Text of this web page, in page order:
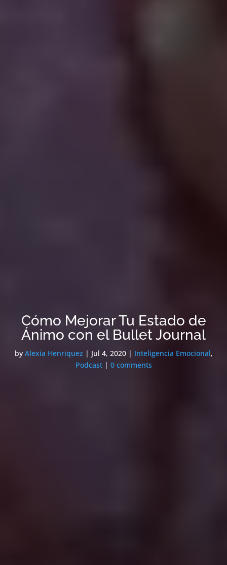
Cómo Mejorar Tu Estado de
Ánimo con el Bullet Journal
by Alexia Henriquez | Jul 4, 2020| Inteligencia Emocional,
Podcast| 0 comments